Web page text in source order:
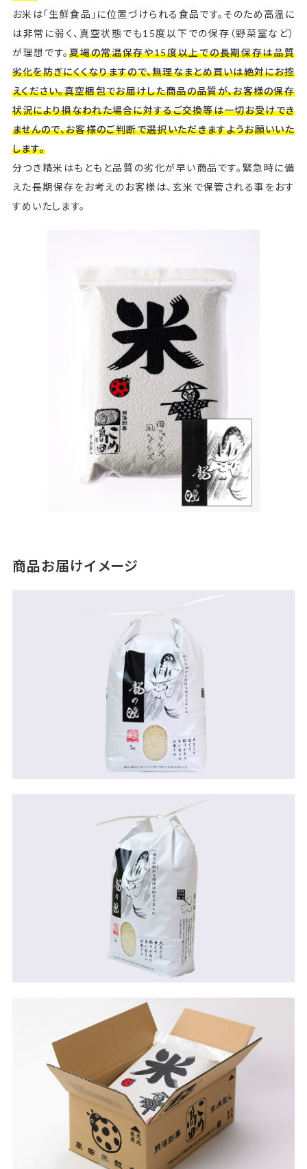
お米は「生鮮食品」に位置づけられる食品です。そのため高温に
は非常に弱く、真空状態でも15度以下での保存（野菜室など）
が理想です。夏場の常温保存や15度以上での長期保存は品質
劣化を防ぎにくくなりますので、無理なまとめ買いは絶対にお控
えください。真空梱包でお届けした商品の品質が、お客様の保存
状況により損なわれた場合に対するご交換等は一切お受けでき
ませんので、お客様のご判断で選択いただきますようお願いいた
します。
分つき精米はもともと品質の劣化が早い商品です。緊急時に備
えた長期保存をお考えのお客様は、玄米で保管される事をおす
すめいたします。
商品お届けイメージ